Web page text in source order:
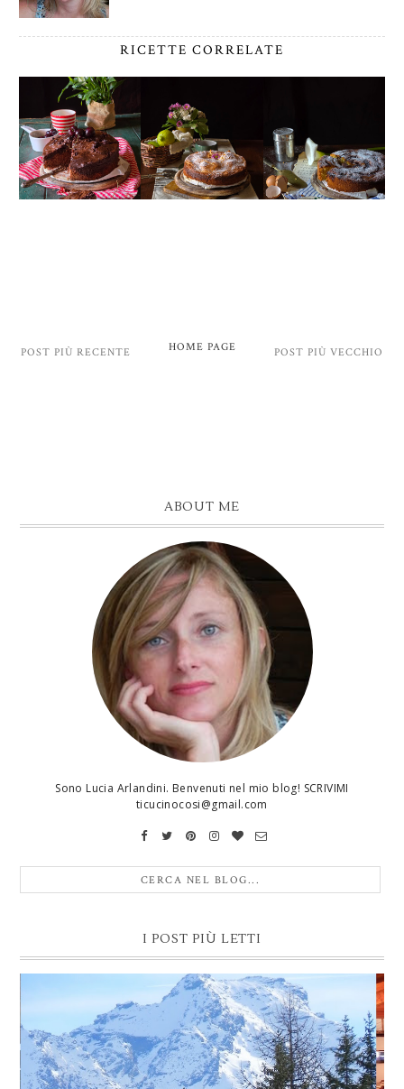
RICETTE CORRELATE
POST PIÙ RECENTE POST PIÙ VECCHIO
HOME PAGE
ABOUT ME
Sono Lucia Arlandini. Benvenuti nel mio blog! SCRIVIMI
ticucinocosi@gmail.com
I POST PIÙ LETTI